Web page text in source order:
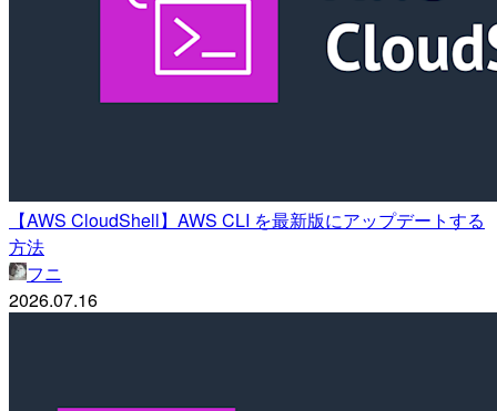
【AWS CloudShell】AWS CLI を最新版にアップデートする
方法
フニ
2026.07.16